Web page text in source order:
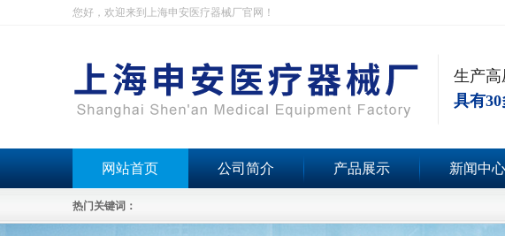
您好，欢迎来到上海申安医疗器械厂官网！
生产
具有
网站首页 公司简介 产品展示 新闻中心
热门关键词：